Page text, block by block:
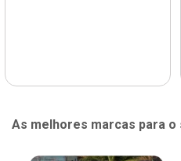
As melhores marcas para o